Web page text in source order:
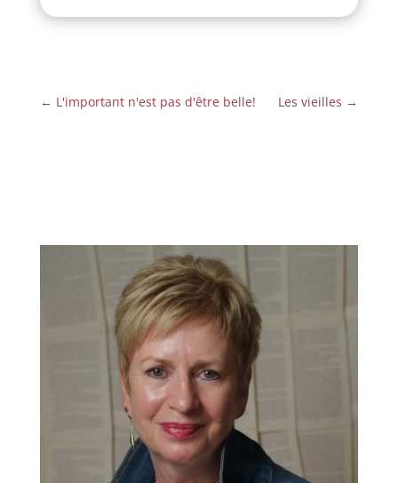
← L'important n'est pas d'être belle! Les vieilles →